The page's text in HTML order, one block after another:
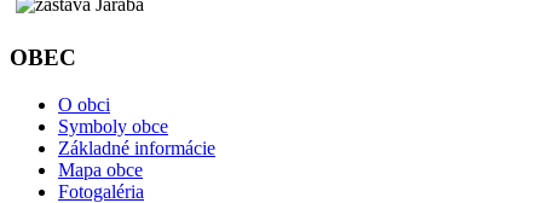
OBEC
O obci
Symboly obce
Základné informácie
Mapa obce
Fotogaléria